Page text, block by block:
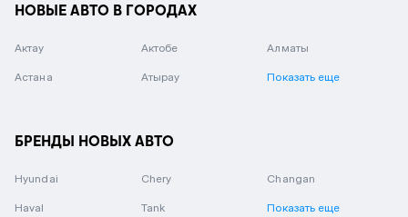
НОВЫЕ АВТО В ГОРОДАХ
Актау Актобе Алматы
Астана Атырау Показать еще
БРЕНДЫ НОВЫХ АВТО
Hyundai Chery Changan
Haval Tank Показать еще